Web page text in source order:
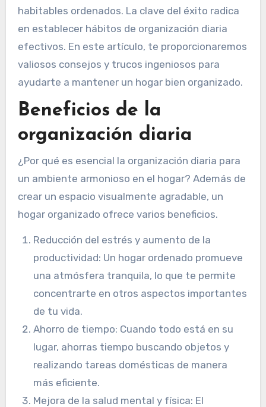
habitables ordenados. La clave del éxito radica
en establecer hábitos de organización diaria
efectivos. En este artículo, te proporcionaremos
valiosos consejos y trucos ingeniosos para
ayudarte a mantener un hogar bien organizado.
Beneficios de la
organización diaria
¿Por qué es esencial la organización diaria para
un ambiente armonioso en el hogar? Además de
crear un espacio visualmente agradable, un
hogar organizado ofrece varios beneficios.
Reducción del estrés y aumento de la
productividad: Un hogar ordenado promueve
una atmósfera tranquila, lo que te permite
concentrarte en otros aspectos importantes
de tu vida.
Ahorro de tiempo: Cuando todo está en su
lugar, ahorras tiempo buscando objetos y
realizando tareas domésticas de manera
más eficiente.
Mejora de la salud mental y física: El